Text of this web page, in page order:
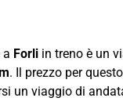
a Forli in treno è un
. Il prezzo per
un viaggio di